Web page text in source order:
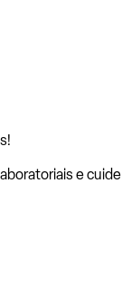
e cuide